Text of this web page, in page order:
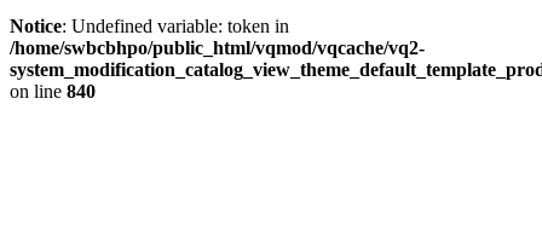
Notice: Undefined variable: token in
/home/swbcbhpo/public_html/vqmod/vqcache/vq2-
on line 840